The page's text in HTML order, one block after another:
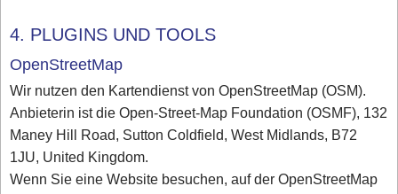
4. PLUGINS UND TOOLS
OpenStreetMap
Wir nutzen den Kartendienst von OpenStreetMap (OSM).
Anbieterin ist die Open-Street-Map Foundation (OSMF), 132
Maney Hill Road, Sutton Coldfield, West Midlands, B72
1JU, United Kingdom.
Wenn Sie eine Website besuchen, auf der OpenStreetMap